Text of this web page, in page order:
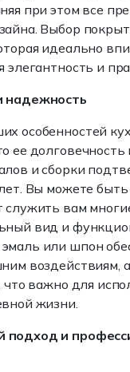
при этом все
Выбор
идеально
элегантность и
надежность
особенностей
ее
и сборки
Вы можете быть
служить вам
вид и
или шпон
воздействиям,
что важно для
жизни.
подход и